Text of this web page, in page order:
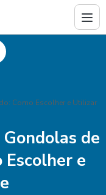
Como Escolher e Utilizar
de
Escolher e